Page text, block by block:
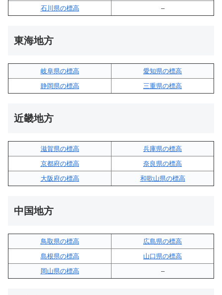
石川県の標高
–
東海地方
岐阜県の標高
愛知県の標高
静岡県の標高
三重県の標高
近畿地方
滋賀県の標高
兵庫県の標高
京都府の標高
奈良県の標高
大阪府の標高
和歌山県の標高
中国地方
鳥取県の標高
広島県の標高
島根県の標高
山口県の標高
岡山県の標高
–